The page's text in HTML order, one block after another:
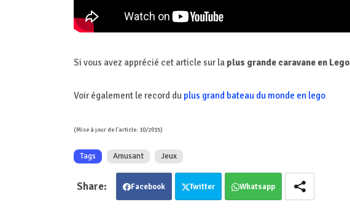
Si vous avez apprécié cet article sur la plus grande caravane en Lego
Voir également le record du plus grand bateau du monde en lego
(Mise à jour de l'article: 10/2015)
Tags Amusant Jeux
Facebook Twitter Whatsapp